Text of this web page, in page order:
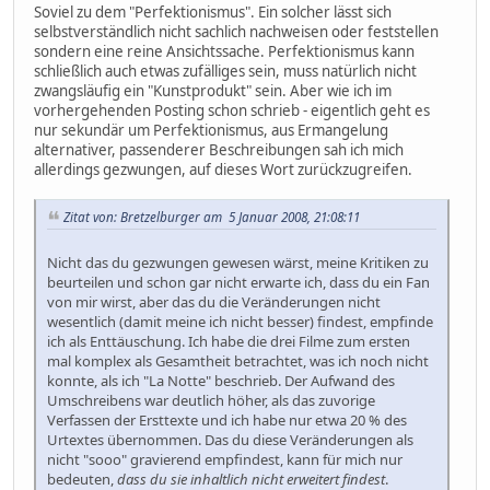
Soviel zu dem "Perfektionismus". Ein solcher lässt sich
selbstverständlich nicht sachlich nachweisen oder feststellen
sondern eine reine Ansichtssache. Perfektionismus kann
schließlich auch etwas zufälliges sein, muss natürlich nicht
zwangsläufig ein "Kunstprodukt" sein. Aber wie ich im
vorhergehenden Posting schon schrieb - eigentlich geht es
nur sekundär um Perfektionismus, aus Ermangelung
alternativer, passenderer Beschreibungen sah ich mich
allerdings gezwungen, auf dieses Wort zurückzugreifen.
Zitat von: Bretzelburger am 5 Januar 2008, 21:08:11
Nicht das du gezwungen gewesen wärst, meine Kritiken zu
beurteilen und schon gar nicht erwarte ich, dass du ein Fan
von mir wirst, aber das du die Veränderungen nicht
wesentlich (damit meine ich nicht besser) findest, empfinde
ich als Enttäuschung. Ich habe die drei Filme zum ersten
mal komplex als Gesamtheit betrachtet, was ich noch nicht
konnte, als ich "La Notte" beschrieb. Der Aufwand des
Umschreibens war deutlich höher, als das zuvorige
Verfassen der Ersttexte und ich habe nur etwa 20 % des
Urtextes übernommen. Das du diese Veränderungen als
nicht "sooo" gravierend empfindest, kann für mich nur
bedeuten,dass du sie inhaltlich nicht erweitert findest.